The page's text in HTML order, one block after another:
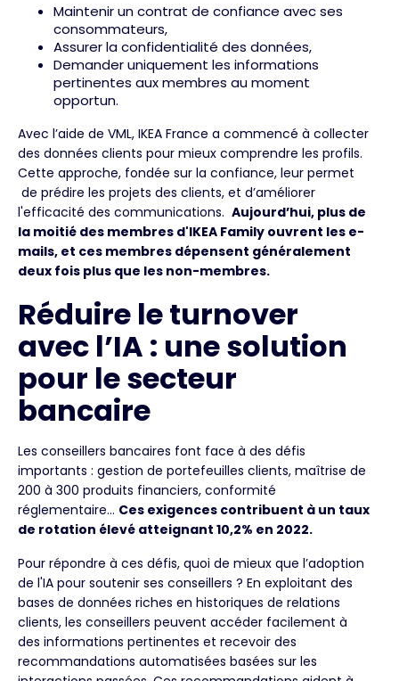
Maintenir un contrat de confiance avec ses
consommateurs,
Assurer la confidentialité des données,
Demander uniquement les informations
pertinentes aux membres au moment
opportun.
Avec l’aide de VML, IKEA France a commencé à collecter
des données clients pour mieux comprendre les profils.
Cette approche, fondée sur la confiance, leur permet
de prédire les projets des clients, et d’améliorer
l'efficacité des communications. Aujourd’hui, plus de
la moitié des membres d'IKEA Family ouvrent les e-
mails, et ces membres dépensent généralement
deux fois plus que les non-membres.
Réduire le turnover
avec l’IA : une solution
pour le secteur
bancaire
Les conseillers bancaires font face à des défis
importants : gestion de portefeuilles clients, maîtrise de
200 à 300 produits financiers, conformité
réglementaire… Ces exigences contribuent à un taux
de rotation élevé atteignant 10,2% en 2022.
Pour répondre à ces défis, quoi de mieux que l’adoption
de l'IA pour soutenir ses conseillers ? En exploitant des
bases de données riches en historiques de relations
clients, les conseillers peuvent accéder facilement à
des informations pertinentes et recevoir des
recommandations automatisées basées sur les